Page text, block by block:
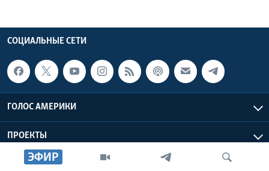
ЭФИР
СОЦИАЛЬНЫЕ СЕТИ
ГОЛОС АМЕРИКИ
ПРОЕКТЫ